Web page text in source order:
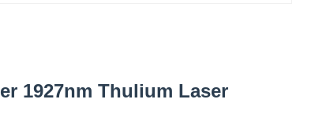
1927nm Thulium Laser